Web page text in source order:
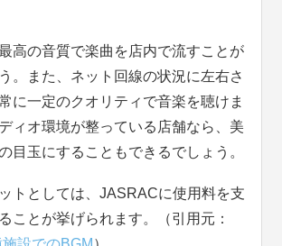
高の音質で楽曲を店内で流すことが
。また、ネット回線の状況に左右さ
に一定のクオリティで音楽を聴けま
ィオ環境が整っている店舗なら、美
目玉にすることもできるでしょう。
トとしては、JASRACに使用料を支
ことが挙げられます。（引用元：